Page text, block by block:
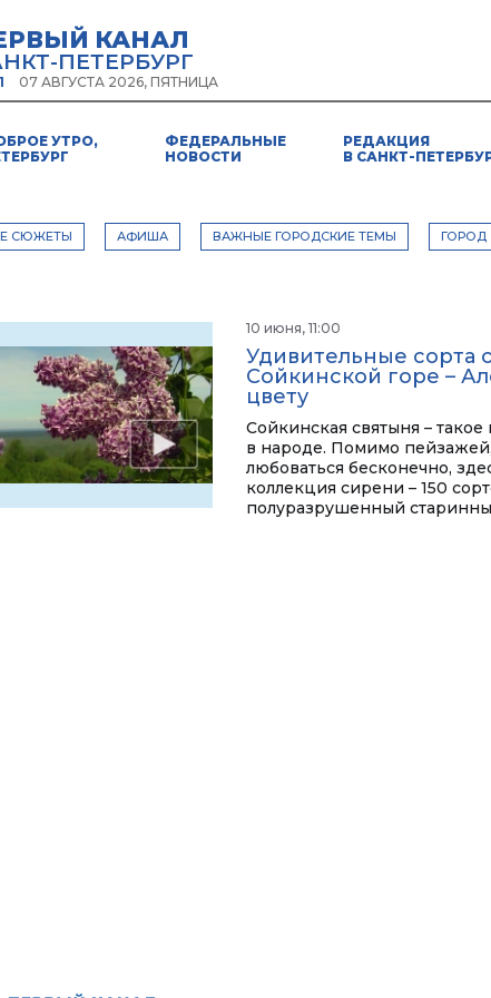
КАНАЛ
ПЕТЕРБУРГ
07 АВГУСТА 2026, ПЯТНИЦА
УТРО,
ФЕДЕРАЛЬНЫЕ
НОВОСТИ
РЕДАКЦИЯ
В САНКТ-
СЮЖЕТЫ АФИША ВАЖНЫЕ ГОРОДСКИЕ ТЕМЫ ГОРОД
10 июня, 11:00
Удивительные сорта
Сойкинской горе –
цвету
Сойкинская святыня –
в народе. Помимо
любоваться бесконечно,
коллекция сирени – 150
полуразрушенный